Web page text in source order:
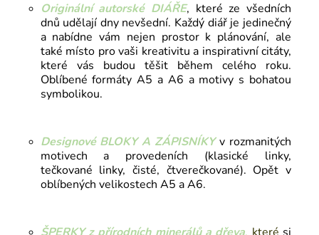
Originální autorské DIÁŘE, které ze všedních
dnů udělají dny nevšední. Každý diář je jedinečný
a nabídne vám nejen prostor k plánování, ale
také místo pro vaši kreativitu a inspirativní citáty,
které vás budou těšit během celého roku.
Oblíbené formáty A5 a A6 a motivy s bohatou
symbolikou.
Designové BLOKY A ZÁPISNÍKYv rozmanitých
motivech a provedeních (klasické linky,
tečkované linky, čisté, čtverečkované). Opět v
oblíbených velikostech A5 a A6.